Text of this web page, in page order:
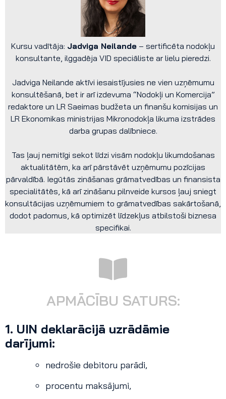
Kursu vadītāja: Jadviga Neilande – sertificēta nodokļu
konsultante, ilggadēja VID speciāliste ar lielu pieredzi.
Jadviga Neilande aktīvi iesaistījusies ne vien uzņēmumu
konsultēšanā, bet ir arī izdevuma “Nodokļi un Komercija”
redaktore un LR Saeimas budžeta un finanšu komisijas un
LR Ekonomikas ministrijas Mikronodokļa likuma izstrādes
darba grupas dalībniece.
Tas ļauj nemitīgi sekot līdzi visām nodokļu likumdošanas
aktualitātēm, ka arī pārstāvēt uzņēmumu pozīcijas
pārvaldībā. Iegūtās zināšanas grāmatvedības un finansista
specialitātēs, kā arī zināšanu pilnveide kursos ļauj sniegt
konsultācijas uzņēmumiem to grāmatvedības sakārtošanā,
dodot padomus, kā optimizēt līdzekļus atbilstoši biznesa
specifikai.
APMĀCĪBU SATURS:
1. UIN deklarācijā uzrādāmie
darījumi:
nedrošie debitoru parādi,
procentu maksājumi,